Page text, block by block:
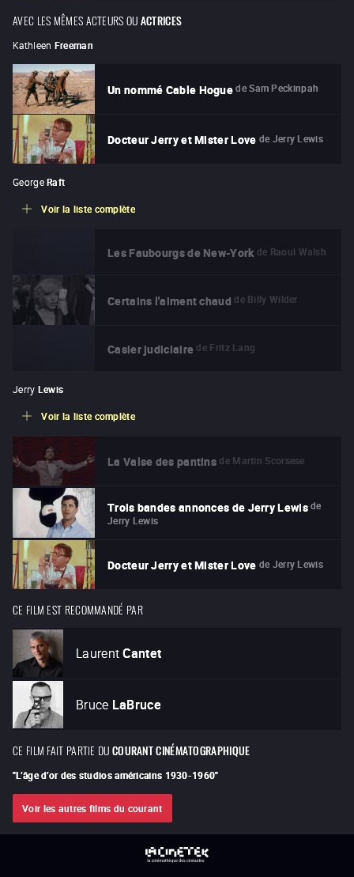
AVEC LES MÊMES ACTEURS OUACTRICES
Kathleen Freeman
Un nommé Cable Hogue de Sam Peckinpah
Docteur Jerry et Mister Love de Jerry Lewis
George Raft
Voir la liste complète
Les Faubourgs de New-York de Raoul Walsh
Certains l'aiment chaud de Billy Wilder
Casier judiciaire de Fritz Lang
Jerry Lewis
Voir la liste complète
La Valse des pantins de Martin Scorsese
Trois bandes annonces de Jerry Lewis de
Jerry Lewis
Docteur Jerry et Mister Love de Jerry Lewis
CE FILM EST RECOMMANDÉ PAR
Laurent Cantet
Bruce LaBruce
CE FILM FAIT PARTIE DUCOURANT CINÉMATOGRAPHIQUE
"L’âge d’or des studios américains 1930-1960"
Voir les autres films du courant